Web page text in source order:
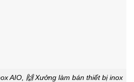
AIO, 🙌 Xưởng làm bán thiết bị inox